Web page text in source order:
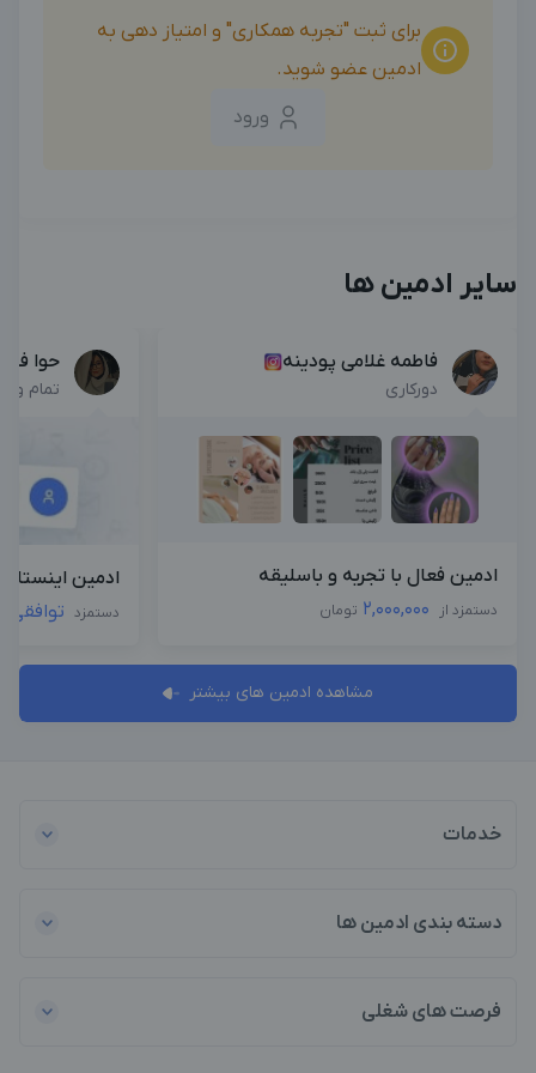
برای ثبت "تجربه همکاری" و امتیاز دهی به
ادمین عضو شوید.
ورود
سایر ادمین ها
فاطمه غلامی پودینه
دورکاری
ادمین فعال با تجربه و باسلیقه
دستمزد از 2,000,000 تومان
حوا
تمام
ادمین
دستمزد توافقی
مشاهده ادمین های بیشتر
خدمات
دسته بندی ادمین ها
فرصت های شغلی